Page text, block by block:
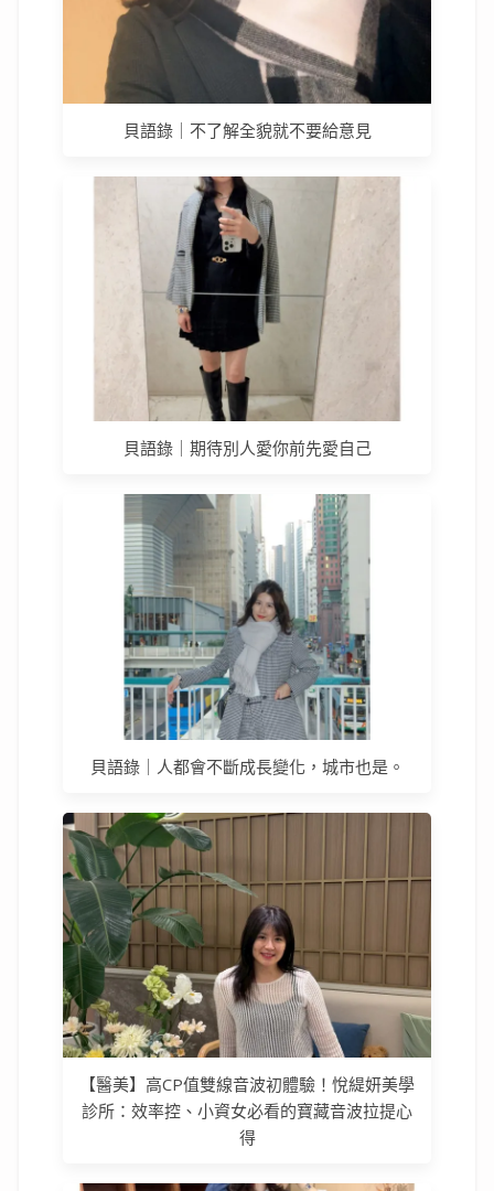
貝語錄｜不了解全貌就不要給意見
貝語錄｜期待別人愛你前先愛自己
貝語錄｜人都會不斷成長變化，城市也是。
【醫美】高CP值雙線音波初體驗！悅緹妍美學
診所：效率控、小資女必看的寶藏音波拉提心
得